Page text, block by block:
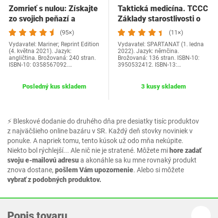
⚡ Bleskové dodanie do druhého dňa pre desiatky tisíc produktov
z najväčšieho online bazáru v SR. Každý deň stovky noviniek v
ponuke. A napriek tomu, tento kúsok už odo mňa nekúpite.
Niekto bol rýchlejší... Ale nič nie je stratené. Môžete mihore zadať
svoju e-mailovú adresua akonáhle sa ku mne rovnaký produkt
znova dostane, pošlem Vám upozornenie. Alebo si môžete
vybrať z podobných produktov.
Zomrieť s nulou: Získajte
zo svojich peňazí a
života…
(95×)
Vydavatel: Mariner; Reprint Edition
(4. května 2021). Jazyk:
angličtina. Brožovaná: 240 stran.
ISBN-10: 0358567092.…
Posledný kus skladem
Taktická medicína. TCCC
Základy starostlivosti o
zranených…
(11×)
Vydavatel: SPARTANAT (1. ledna
2022). Jazyk: němčina.
Brožovaná: 136 stran. ISBN-10:
3950532412. ISBN-13:…
3 kusy skladem